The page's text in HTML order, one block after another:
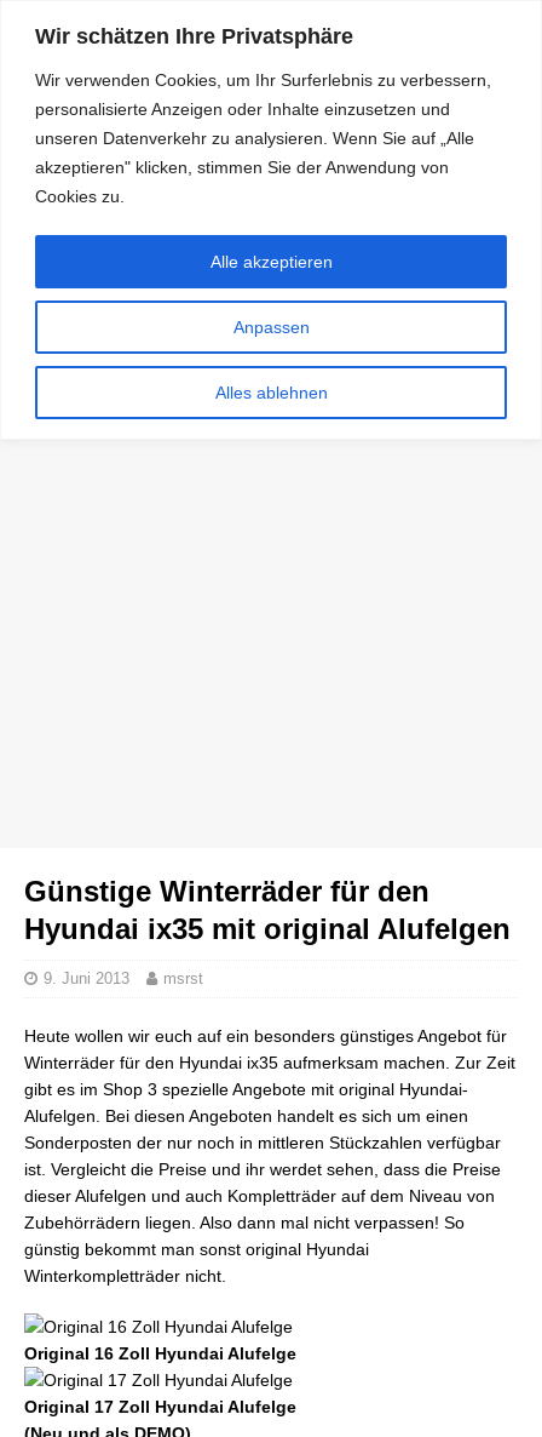
Wir schätzen Ihre Privatsphäre
Wir verwenden Cookies, um Ihr Surferlebnis zu verbessern,
personalisierte Anzeigen oder Inhalte einzusetzen und
unseren Datenverkehr zu analysieren. Wenn Sie auf „Alle
akzeptieren" klicken, stimmen Sie der Anwendung von
Cookies zu.
Anpassen
Alles ablehnen
Alle akzeptieren
RDKS.EXPERT
TESTS, EXPERTEN-TIPPS RUND UM DAS THEMA RDKS UND
Günstige Winterräder für den
Hyundai ix35 mit original Alufelgen
9. Juni 2013 msrst
Heute wollen wir euch auf ein besonders günstiges Angebot für
Winterräder für den Hyundai ix35 aufmerksam machen. Zur Zeit
gibt es im Shop 3 spezielle Angebote mit original Hyundai-
Alufelgen. Bei diesen Angeboten handelt es sich um einen
Sonderposten der nur noch in mittleren Stückzahlen verfügbar
ist. Vergleicht die Preise und ihr werdet sehen, dass die Preise
dieser Alufelgen und auch Kompletträder auf dem Niveau von
Zubehörrädern liegen. Also dann mal nicht verpassen! So
günstig bekommt man sonst original Hyundai
Winterkompletträder nicht.
Original 16 Zoll Hyundai Alufelge
Original 17 Zoll Hyundai Alufelge